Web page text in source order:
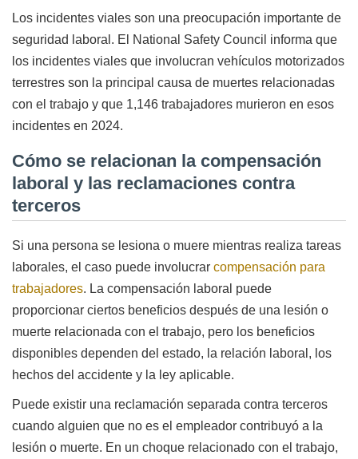
Los incidentes viales son una preocupación importante de
seguridad laboral. El National Safety Council informa que
los incidentes viales que involucran vehículos motorizados
terrestres son la principal causa de muertes relacionadas
con el trabajo y que 1,146 trabajadores murieron en esos
incidentes en 2024.
Cómo se relacionan la compensación
laboral y las reclamaciones contra
terceros
Si una persona se lesiona o muere mientras realiza tareas
laborales, el caso puede involucrar compensación para
trabajadores. La compensación laboral puede
proporcionar ciertos beneficios después de una lesión o
muerte relacionada con el trabajo, pero los beneficios
disponibles dependen del estado, la relación laboral, los
hechos del accidente y la ley aplicable.
Puede existir una reclamación separada contra terceros
cuando alguien que no es el empleador contribuyó a la
lesión o muerte. En un choque relacionado con el trabajo,